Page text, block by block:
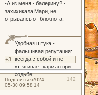
-А из меня - балерину? -
захихикала Мари, не
отрываясь от блокнота.
Удобная штука -
фальшивая репутация:
всегда с собой и не
оттягивает карман при
ходьбе.
+3
Поделиться 142
2024-
05-30 09:58:14